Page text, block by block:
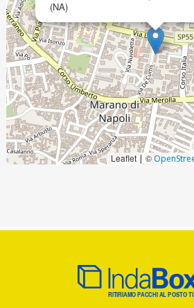
(NA)
Leaflet | ©